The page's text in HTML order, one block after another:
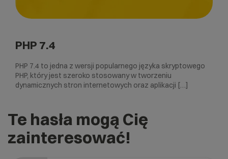
PHP 7.4
PHP 7.4 to jedna z wersji popularnego języka skryptowego
PHP, który jest szeroko stosowany w tworzeniu
dynamicznych stron internetowych oraz aplikacji […]
Te hasła mogą Cię
zainteresować!